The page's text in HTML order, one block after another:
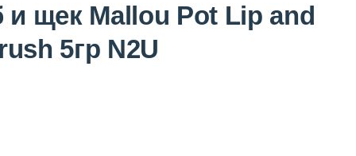
щек Mallou Pot Lip and
5гр N2U